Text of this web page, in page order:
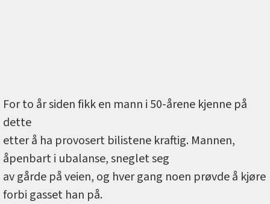
For to år siden fikk en mann i 50-årene kjenne på
dette
etter å ha provosert bilistene kraftig. Mannen,
åpenbart i ubalanse, sneglet seg
av gårde på veien, og hver gang noen prøvde å kjøre
forbi gasset han på.